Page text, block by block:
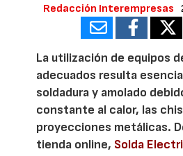
Redacción Interempresas
La utilización de equipos
adecuados resulta
soldadura y amolado
constante al calor, las
proyecciones metálicas.
tienda online, Solda